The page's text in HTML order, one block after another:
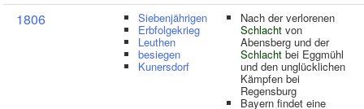
1806 Siebenjährigen
Erbfolgekrieg
Leuthen
besiegen
Kunersdorf
Nach der verlorenen
Schlacht von
Abensberg und der
Schlacht bei Eggmühl
und den unglücklichen
Kämpfen bei
Regensburg
Bayern findet eine